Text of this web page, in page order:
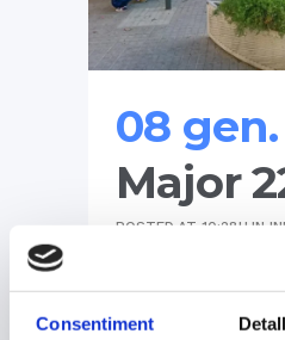
Consentiment
08 gen.
Major
POSTED AT 10:28H IN
estat treballant